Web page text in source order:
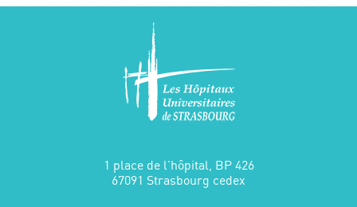
1 place de l'hôpital, BP 426
67091 Strasbourg cedex